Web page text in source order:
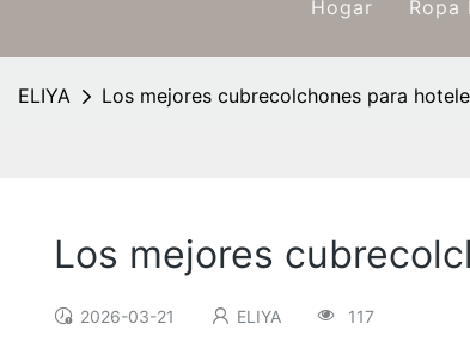
Hogar Ropa
ELIYA Los mejores cubrecolchones para
Los mejores
2026-03-21 ELIYA 117